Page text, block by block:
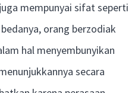
mempunyai sifat seperti
orang berzodiak
hal menyembunyikan
secara